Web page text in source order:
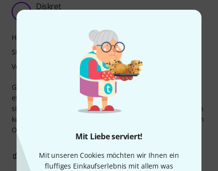
Mit Liebe serviert!
Mit unseren Cookies möchten wir Ihnen ein
fluffiges Einkaufserlebnis mit allem was
_ Diskret
Gut, aber leider war es bei der Ankunft schief, obwohl ich
es sorgfältig und präzise zusammengebaut hatte. Es lässt
sich mit etwas Kraftaufwand korrigieren, wackelt aber nach
kurzer Zeit wieder. Es ist nicht perfekt, aber für den Preis in
Ordnung.
Handling
Stabilität
Verarbeitung
0 0 BEWERTUNG MELDEN